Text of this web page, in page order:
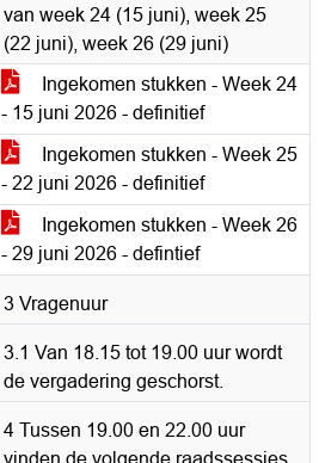
van week 24 (15 juni), week 25
(22 juni), week 26 (29 juni)
Ingekomen stukken - Week 24
- 15 juni 2026 - definitief
Ingekomen stukken - Week 25
- 22 juni 2026 - definitief
Ingekomen stukken - Week 26
- 29 juni 2026 - defintief
3 Vragenuur
3.1 Van 18.15 tot 19.00 uur wordt
de vergadering geschorst.
4 Tussen 19.00 en 22.00 uur
vinden de volgende raadssessies